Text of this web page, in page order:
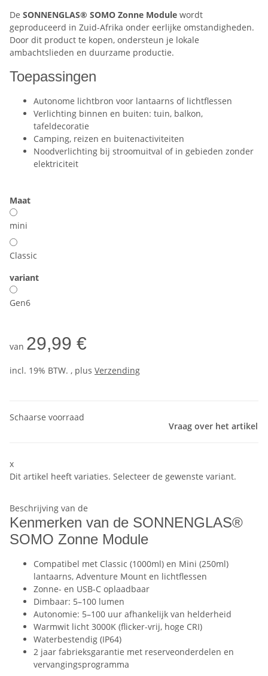
De SONNENGLAS® SOMO Zonne Module wordt
geproduceerd in Zuid-Afrika onder eerlijke omstandigheden.
Door dit product te kopen, ondersteun je lokale
ambachtslieden en duurzame productie.
Toepassingen
Autonome lichtbron voor lantaarns of lichtflessen
Verlichting binnen en buiten: tuin, balkon,
tafeldecoratie
Camping, reizen en buitenactiviteiten
Noodverlichting bij stroomuitval of in gebieden zonder
elektriciteit
Maat
mini
Classic
variant
Gen6
van 29,99 €
incl. 19% BTW. , plus Verzending
Schaarse voorraad
Vraag over het artikel
x
Dit artikel heeft variaties. Selecteer de gewenste variant.
Beschrijving van de
Kenmerken van de SONNENGLAS®
SOMO Zonne Module
Compatibel met Classic (1000ml) en Mini (250ml)
lantaarns, Adventure Mount en lichtflessen
Zonne- en USB-C oplaadbaar
Dimbaar: 5–100 lumen
Autonomie: 5–100 uur afhankelijk van helderheid
Warmwit licht 3000K (flicker-vrij, hoge CRI)
Waterbestendig (IP64)
2 jaar fabrieksgarantie met reserveonderdelen en
vervangingsprogramma